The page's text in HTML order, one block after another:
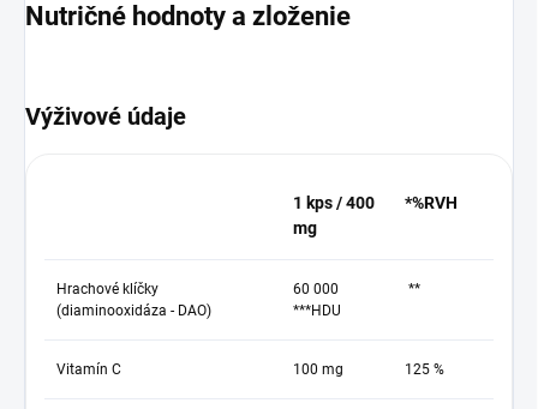
Nutričné hodnoty a zloženie
Výživové údaje
1 kps / 400
mg
*%RVH
Hrachové klíčky
(diaminooxidáza - DAO)
60 000
***HDU
**
Vitamín C 100 mg 125 %